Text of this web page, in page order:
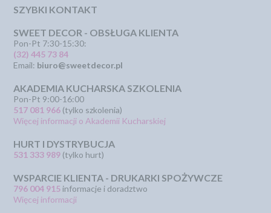
SZYBKI KONTAKT
SWEET DECOR - OBSŁUGA KLIENTA
Pon-Pt 7:30-15:30:
(32) 445 73 84
Email: biuro@sweetdecor.pl
AKADEMIA KUCHARSKA SZKOLENIA
Pon-Pt 9:00-16:00
517 081 966 (tylko szkolenia)
Więcej informacji o Akademii Kucharskiej
HURT I DYSTRYBUCJA
531 333 989 (tylko hurt)
WSPARCIE KLIENTA - DRUKARKI SPOŻYWCZE
796 004 915 informacje i doradztwo
Więcej informacji